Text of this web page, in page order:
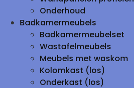
Onderhoud
Badkamermeubels
Badkamermeubelset
Wastafelmeubels
Meubels met waskom
Kolomkast (los)
Onderkast (los)